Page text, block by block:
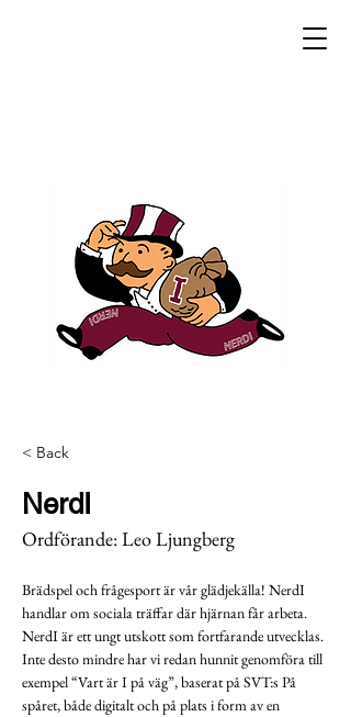
< Back
NerdI
Ordförande: Leo Ljungberg
Brädspel och frågesport är vår glädjekälla! NerdI
handlar om sociala träffar där hjärnan får arbeta.
NerdI är ett ungt utskott som fortfarande utvecklas.
Inte desto mindre har vi redan hunnit genomföra till
exempel “Vart är I på väg”, baserat på SVT:s På
spåret, både digitalt och på plats i form av en